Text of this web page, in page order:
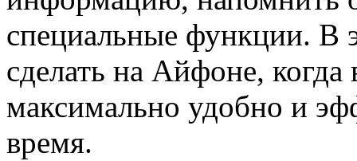
специальные функции. В
сделать на Айфоне, когда
максимально удобно и
время.